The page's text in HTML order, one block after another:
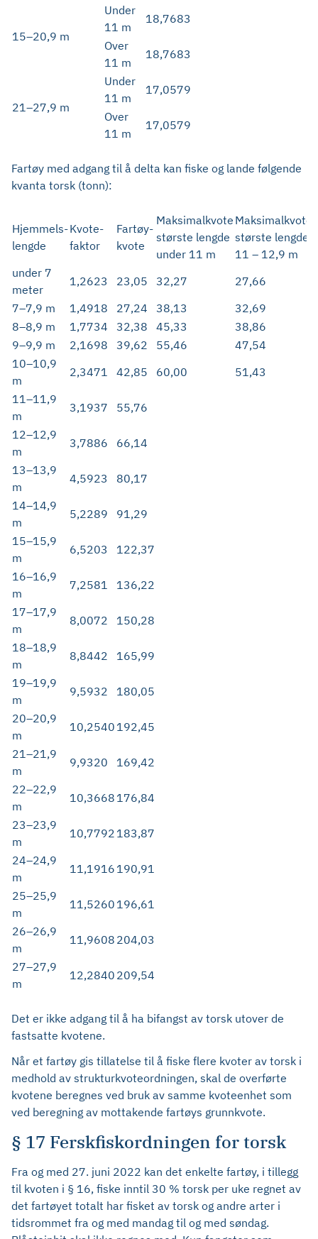
15–20,9 m
Under
11 m
18,7683
Over
11 m
18,7683
21–27,9 m
Under
11 m
17,0579
Over
11 m
17,0579
Fartøy med adgang til å delta kan fiske og lande følgende
kvanta torsk (tonn):
Hjemmels-
lengde
Kvote-
faktor
Fartøy-
kvote
Maksimalkvote
største lengde
under 11 m
Maksimalkvote
største lengde
11 – 12,9 m
under 7
meter
1,2623 23,05 32,27 27,66
7–7,9 m
1,4918 27,24 38,13 32,69
8–8,9 m
1,7734 32,38 45,33 38,86
9–9,9 m
2,1698 39,62 55,46 47,54
10–10,9
m
2,3471 42,85 60,00 51,43
11–11,9
m
3,1937
55,76
12–12,9
m
3,7886
66,14
13–13,9
m
4,5923
80,17
14–14,9
m
5,2289
91,29
15–15,9
m
6,5203
122,37
16–16,9
m
7,2581
136,22
17–17,9
m
8,0072
150,28
18–18,9
m
8,8442
165,99
19–19,9
m
9,5932
180,05
20–20,9
m
10,2540 192,45
21–21,9
m
9,9320
169,42
22–22,9
m
10,3668 176,84
23–23,9
m
10,7792 183,87
24–24,9
m
11,1916 190,91
25–25,9
m
11,5260 196,61
26–26,9
m
11,9608 204,03
27–27,9
m
12,2840 209,54
Det er ikke adgang til å ha bifangst av torsk utover de
fastsatte kvotene.
Når et fartøy gis tillatelse til å fiske flere kvoter av torsk i
medhold av strukturkvoteordningen, skal de overførte
kvotene beregnes ved bruk av samme kvoteenhet som
ved beregning av mottakende fartøys grunnkvote.
§ 17 Ferskfiskordningen for torsk
Fra og med 27. juni 2022 kan det enkelte fartøy, i tillegg
til kvoten i § 16, fiske inntil 30 % torsk per uke regnet av
det fartøyet totalt har fisket av torsk og andre arter i
tidsrommet fra og med mandag til og med søndag.